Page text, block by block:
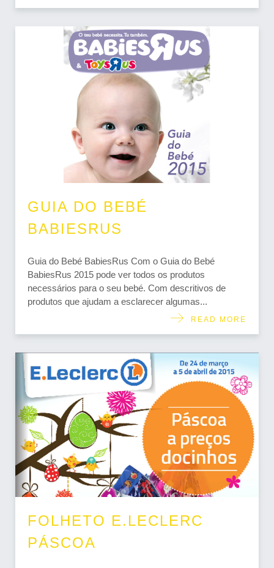
GUIA DO BEBÉ
BABIESRUS
Guia do Bebé BabiesRus Com o Guia do Bebé
BabiesRus 2015 pode ver todos os produtos
necessários para o seu bebé. Com descritivos de
produtos que ajudam a esclarecer algumas...
READ MORE
FOLHETO E.LECLERC
PÁSCOA